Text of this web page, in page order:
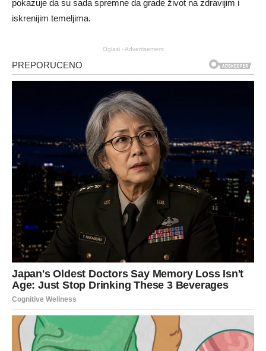
pokazuje da su sada spremne da grade život na zdravijim i
iskrenijim temeljima.
Oglasi - Advertisement